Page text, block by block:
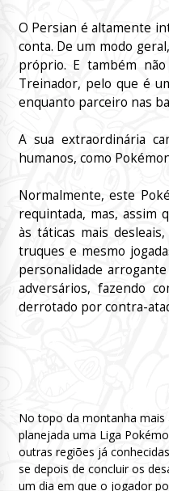
O Persian é altamente
conta. De um modo
próprio. E também
Treinador, pelo que é
enquanto parceiro nas
A sua extraordinária
humanos, como
Normalmente, este
requintada, mas, assim
às táticas mais
truques e mesmo
personalidade
adversários, fazendo
derrotado por contra-
No topo da montanha mais
planejada uma Liga
outras regiões já
se depois de concluir os
um dia em que o jogador